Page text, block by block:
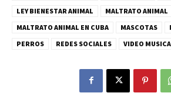
LEY BIENESTAR ANIMAL
MALTRATO ANIMAL
MALTRATO ANIMAL EN CUBA
MASCOTAS
PERROS
REDES SOCIALES VIDEO